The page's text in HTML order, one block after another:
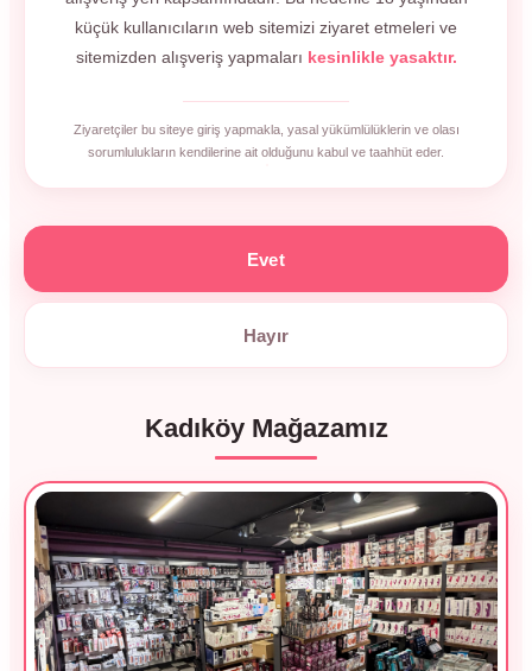
küçük kullanıcıların web sitemizi ziyaret etmeleri ve
sitemizden alışveriş yapmaları kesinlikle yasaktır.
Ziyaretçiler bu siteye giriş yapmakla, yasal yükümlülüklerin ve olası
sorumlulukların kendilerine ait olduğunu kabul ve taahhüt eder.
Kadıköy Mağazamız
Evet
Hayır